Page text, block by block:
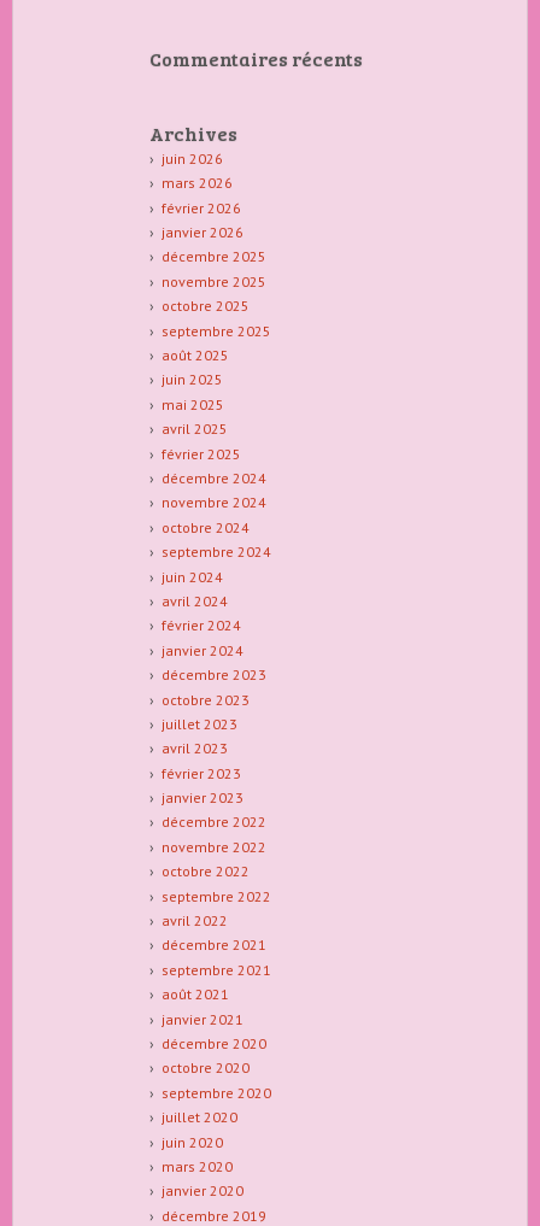
Commentaires récents
Archives
juin 2026
mars 2026
février 2026
janvier 2026
décembre 2025
novembre 2025
octobre 2025
septembre 2025
août 2025
juin 2025
mai 2025
avril 2025
février 2025
décembre 2024
novembre 2024
octobre 2024
septembre 2024
juin 2024
avril 2024
février 2024
janvier 2024
décembre 2023
octobre 2023
juillet 2023
avril 2023
février 2023
janvier 2023
décembre 2022
novembre 2022
octobre 2022
septembre 2022
avril 2022
décembre 2021
septembre 2021
août 2021
janvier 2021
décembre 2020
octobre 2020
septembre 2020
juillet 2020
juin 2020
mars 2020
janvier 2020
décembre 2019